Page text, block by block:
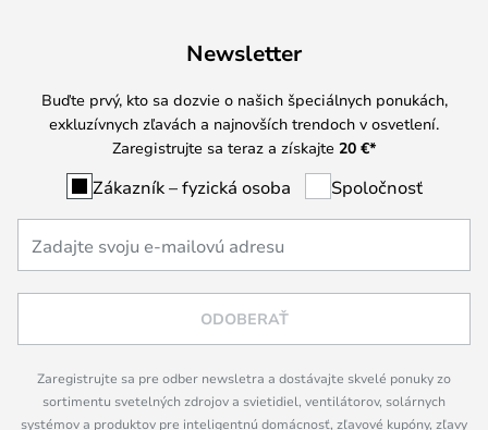
Newsletter
Buďte prvý, kto sa dozvie o našich špeciálnych ponukách,
exkluzívnych zľavách a najnovších trendoch v osvetlení.
Zaregistrujte sa teraz a získajte 20 €*
Zákazník – fyzická osoba Spoločnosť
ODOBERAŤ
Zaregistrujte sa pre odber newsletra a dostávajte skvelé ponuky zo
sortimentu svetelných zdrojov a svietidiel, ventilátorov, solárnych
systémov a produktov pre inteligentnú domácnosť, zľavové kupóny, zľavy